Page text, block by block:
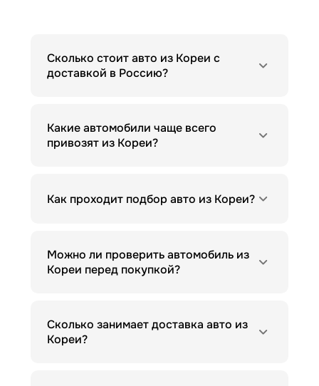
Сколько стоит авто из Кореи с
доставкой в Россию?
Какие автомобили чаще всего
привозят из Кореи?
Как проходит подбор авто из Кореи?
Можно ли проверить автомобиль из
Кореи перед покупкой?
Сколько занимает доставка авто из
Кореи?